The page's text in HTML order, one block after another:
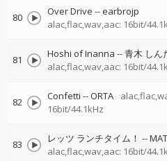
80 Over Drive --earbrojp
alac,flac,wav,aac: 16bit/
81 Hoshi of Inanna --青木 しん
alac,flac,wav,aac: 16bit/
82 Confetti --ORTA
16bit/44.1kHz
83 レッツ ランチタイム！ --
alac,flac,wav,aac: 16bit/